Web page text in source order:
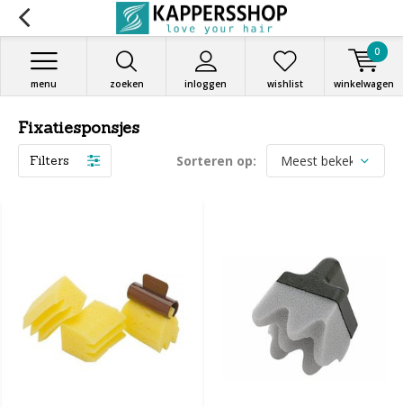
zoeken inloggen
menu wishlist winkelwagen
0
Fixatiesponsjes
Filters Sorteren op: